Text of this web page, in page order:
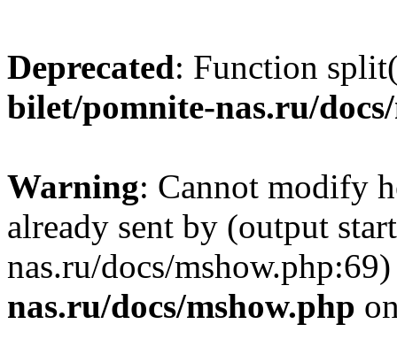
Deprecated: Function
bilet/pomnite-nas.ru/
Warning: Cannot modify
already sent by (output
nas.ru/docs/
nas.ru/docs/mshow.php